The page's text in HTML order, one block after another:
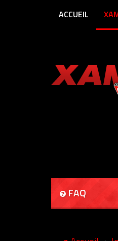
ACCUEIL
FAQ